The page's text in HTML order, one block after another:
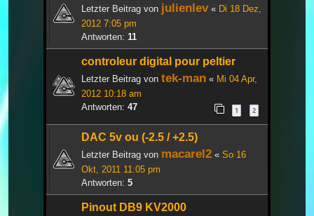
Letzter Beitrag von julienlev« Di 18 Dez,
2012 7:05 pm
Antworten: 11
controleur digital pour peltier
Letzter Beitrag von tek-man « Mi 04 Apr,
2012 10:18 am
Antworten: 47 1 2
DAC 5v ou (-2.5 / +2.5)
Letzter Beitrag von macarel2 « So 16
Okt, 2011 11:05 pm
Antworten: 5
Pinout DB9 KV2000